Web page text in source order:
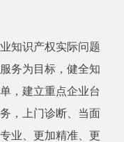
知识产权实际问题
务为目标，健全知
，建立重点企业台
，上门诊断、当面
业、更加精准、更